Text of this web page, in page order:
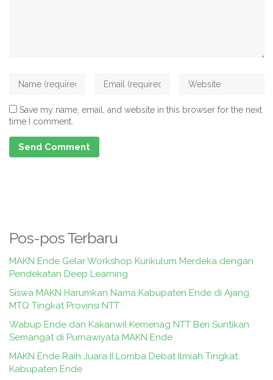
Save my name, email, and website in this browser for the next
time I comment.
Pos-pos Terbaru
MAKN Ende Gelar Workshop Kurikulum Merdeka dengan
Pendekatan Deep Learning
Siswa MAKN Harumkan Nama Kabupaten Ende di Ajang
MTQ Tingkat Provinsi NTT
Wabup Ende dan Kakanwil Kemenag NTT Beri Suntikan
Semangat di Purnawiyata MAKN Ende
MAKN Ende Raih Juara II Lomba Debat Ilmiah Tingkat
Kabupaten Ende